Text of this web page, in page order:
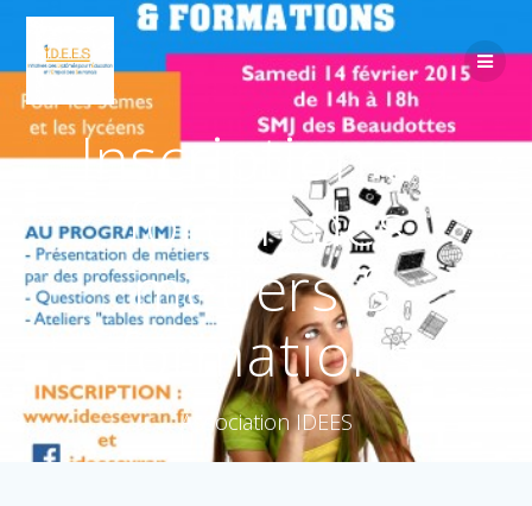
Inscription au
forum des
métiers &
formations
Association IDEES